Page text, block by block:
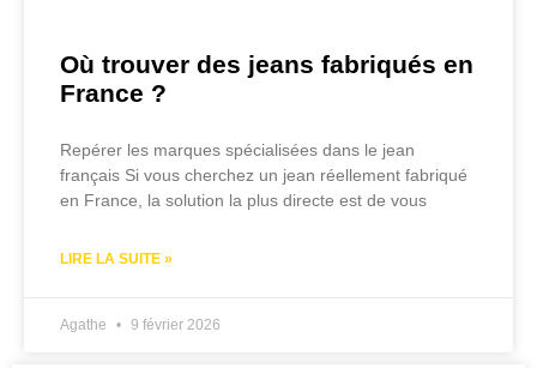
Où trouver des jeans fabriqués en
France ?
Repérer les marques spécialisées dans le jean
français Si vous cherchez un jean réellement fabriqué
en France, la solution la plus directe est de vous
LIRE LA SUITE »
Agathe 9 février 2026